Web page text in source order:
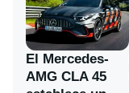
El Mercedes-
AMG CLA 45